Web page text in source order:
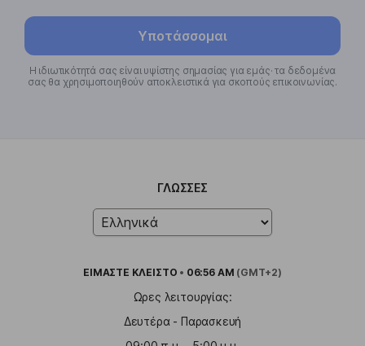
Υποτάσσομαι
Η ιδιωτικότητά σας είναι υψίστης σημασίας για εμάς· τα δεδομένα
σας θα χρησιμοποιηθούν αποκλειστικά για σκοπούς επικοινωνίας.
ΓΛΏΣΣΕΣ
ΕΙΜΑΣΤΕ ΚΛΕΙΣΤΟ • 06:56 AM (GMT+2)
Ωρες λειτουργίας:
Δευτέρα - Παρασκευή